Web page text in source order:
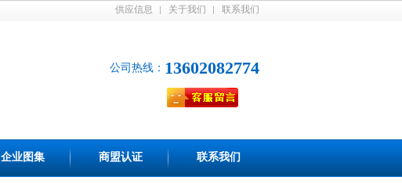
供应信息 关于我们 联系我们
公司热线： 13602082774
企业图集 商盟认证 联系我们